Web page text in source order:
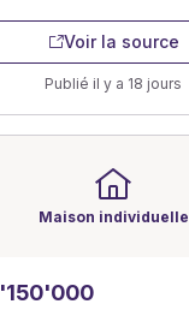
Voir la source
Publié il y a 18 jours
Maison individuelle